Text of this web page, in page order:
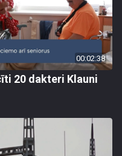
00:02:38
20 dakteri Klauni